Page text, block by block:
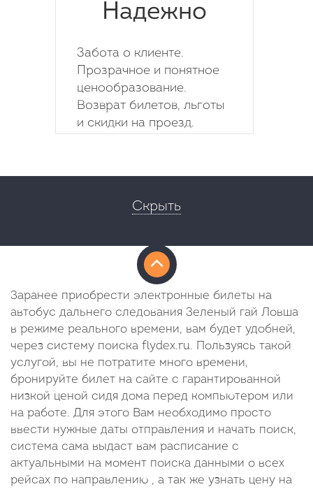
Надежно
Забота о клиенте.
Прозрачное и понятное
ценообразование.
Возврат билетов, льготы
и скидки на проезд.
Скрыть
Заранее приобрести электронные билеты на
автобус дальнего следования Зеленый гай Ловша
в режиме реального времени, вам будет удобней,
через систему поиска flydex.ru. Пользуясь такой
услугой, вы не потратите много времени,
бронируйте билет на сайте с гарантированной
низкой ценой сидя дома перед компьютером или
на работе. Для этого Вам необходимо просто
ввести нужные даты отправления и начать поиск,
система сама выдаст вам расписание с
актуальными на момент поиска данными о всех
рейсах по направлению , а так же узнать цену на